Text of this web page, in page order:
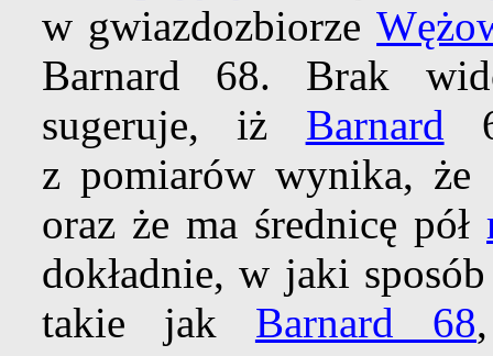
w gwiazdozbiorze
Barnard 68. Brak
sugeruje, iż Barnard
z pomiarów wynika, że
oraz że ma średnicę pół
dokładnie, w jaki
takie jak Barnard 68